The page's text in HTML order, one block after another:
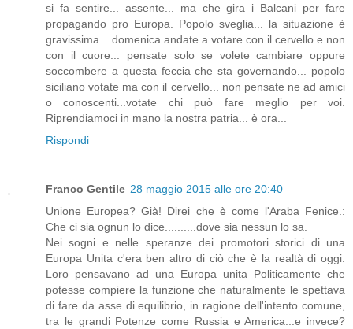
si fa sentire... assente... ma che gira i Balcani per fare
propagando pro Europa. Popolo sveglia... la situazione è
gravissima... domenica andate a votare con il cervello e non
con il cuore... pensate solo se volete cambiare oppure
soccombere a questa feccia che sta governando... popolo
siciliano votate ma con il cervello... non pensate ne ad amici
o conoscenti...votate chi può fare meglio per voi.
Riprendiamoci in mano la nostra patria... è ora...
Rispondi
Franco Gentile 28 maggio 2015 alle ore 20:40
Unione Europea? Già! Direi che è come l'Araba Fenice.:
Che ci sia ognun lo dice..........dove sia nessun lo sa.
Nei sogni e nelle speranze dei promotori storici di una
Europa Unita c'era ben altro di ciò che è la realtà di oggi.
Loro pensavano ad una Europa unita Politicamente che
potesse compiere la funzione che naturalmente le spettava
di fare da asse di equilibrio, in ragione dell'intento comune,
tra le grandi Potenze come Russia e America...e invece?